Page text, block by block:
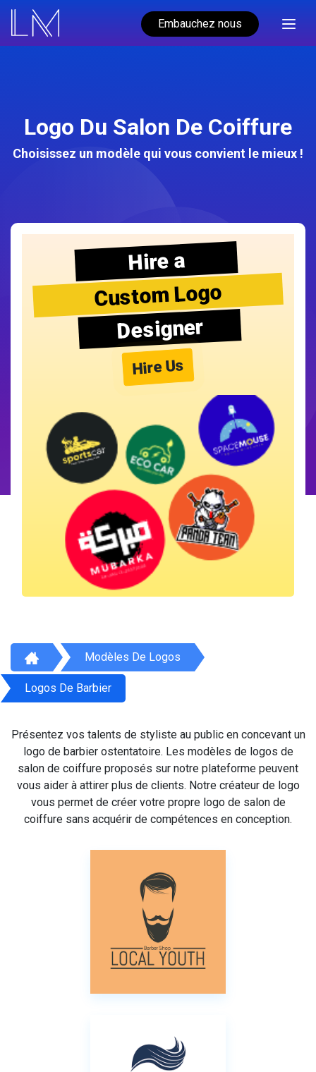
Embauchez nous
Logo Du Salon De Coiffure
Choisissez un modèle qui vous convient le mieux !
Hire a
Custom Logo
Designer
Hire Us
Modèles De Logos
Logos De Barbier
Présentez vos talents de styliste au public en concevant un
logo de barbier ostentatoire. Les modèles de logos de
salon de coiffure proposés sur notre plateforme peuvent
vous aider à attirer plus de clients. Notre créateur de logo
vous permet de créer votre propre logo de salon de
coiffure sans acquérir de compétences en conception.